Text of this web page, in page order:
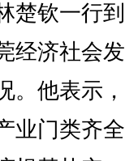
钦一行
经济社会
。他表示
业门类齐